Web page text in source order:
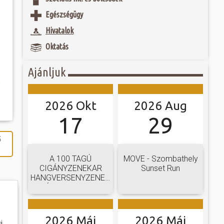
véletlen
régészeti
Isis istennő
Az
a
játékkal és
a lépést a
Egészségügy
Hivatalok
Oktatás
Ajánljuk
2026 Okt
17
A 100 TAGÚ
CIGÁNYZENEKAR
HANGVERSENYZENEKARI
2026 Aug
29
MOVE - Szombathely
Sunset Run
2026 Máj 2026 Máj